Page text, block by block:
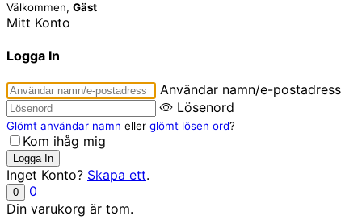
Välkommen, Gäst
Mitt Konto
Logga In
Användar namn/e-postadress
Lösenord
Glömt användar namn eller glömt lösen ord?
Kom ihåg mig
Inget Konto? Skapa ett.
0
0
Din varukorg är tom.